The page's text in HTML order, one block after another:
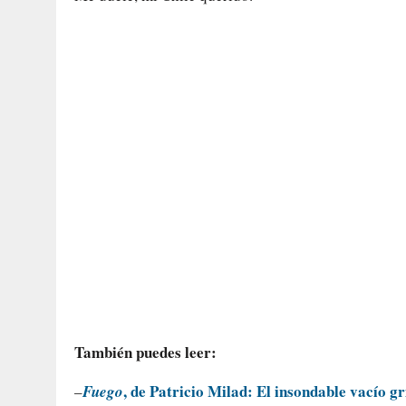
También puedes leer:
–Fuego, de Patricio Milad: El insondable vacío